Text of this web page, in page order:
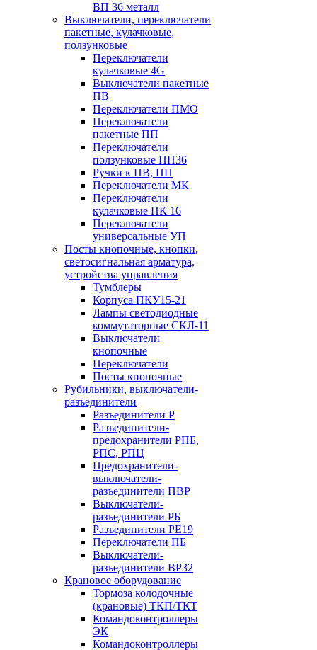
ВП 36 металл
Выключатели, переключатели
пакетные, кулачковые,
ползунковые
Переключатели
кулачковые 4G
Выключатели пакетные
ПВ
Переключатели ПМО
Переключатели
пакетные ПП
Переключатели
ползунковые ПП36
Ручки к ПВ, ПП
Переключатели МК
Переключатели
кулачковые ПК 16
Переключатели
универсальные УП
Посты кнопочные, кнопки,
светосигнальная арматура,
устройства управления
Тумблеры
Корпуса ПКУ15-21
Лампы светодиодные
коммутаторные СКЛ-11
Выключатели
кнопочные
Переключатели
Посты кнопочные
Рубильники, выключатели-
разъединители
Разъединители Р
Разъединители-
предохранители РПБ,
РПС, РПЦ
Предохранители-
выключатели-
разъединители ПВР
Выключатели-
разъединители РБ
Разъединители РЕ19
Переключатели ПБ
Выключатели-
разъединители ВР32
Крановое оборудование
Тормоза колодочные
(крановые) ТКП/ТКТ
Командоконтроллеры
ЭК
Командоконтроллеры